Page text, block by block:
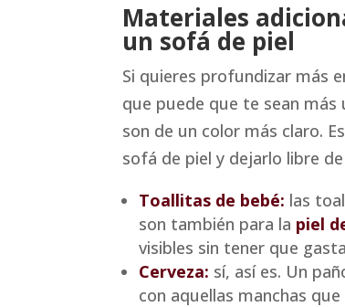
Materiales
un sofá de piel
Si quieres profundizar más
que puede que te sean
son de un color más claro.
sofá de piel y dejarlo libre
Toallitas de bebé: las
son también para la piel
visibles sin tener que
Cerveza: sí, así es. Un
con aquellas manchas